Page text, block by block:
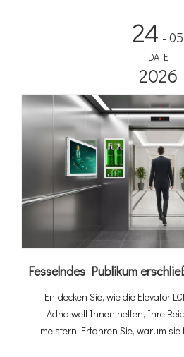
24 - 05
DATE
2026
Entdecken Sie, wie die Elevator
Adhaiwell Ihnen helfen, Ihre
meistern. Erfahren Sie, warum